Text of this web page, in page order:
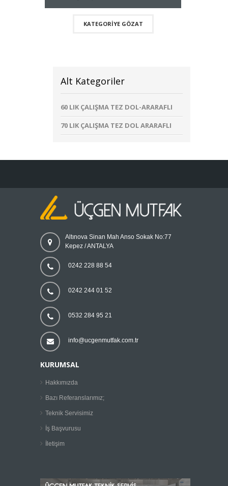
KATEGORIYE GÖZAT
Alt Kategoriler
60 LIK ÇALIŞMA TEZ DOL-ARARAFLI
70 LIK ÇALIŞMA TEZ DOL ARARAFLI
Altınova Sinan Mah Anso Sokak No:77
Kepez / ANTALYA
0242 228 88 54
0242 244 01 52
0532 284 95 21
info@ucgenmutfak.com.tr
KURUMSAL
Hakkımızda
Bazı Referanslarımız;
Teknik Servisimiz
İş Başvurusu
İletişim